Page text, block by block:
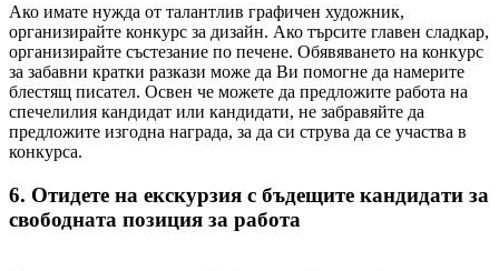
Ако имате нужда от талантлив графичен художник,
организирайте конкурс за дизайн. Ако търсите главен сладкар,
организирайте състезание по печене. Обявяването на конкурс
за забавни кратки разкази може да Ви помогне да намерите
блестящ писател. Освен че можете да предложите работа на
спечелилия кандидат или кандидати, не забравяйте да
предложите изгодна награда, за да си струва да се участва в
конкурса.
6. Отидете на екскурзия с бъдещите кандидати за
свободната позиция за работа